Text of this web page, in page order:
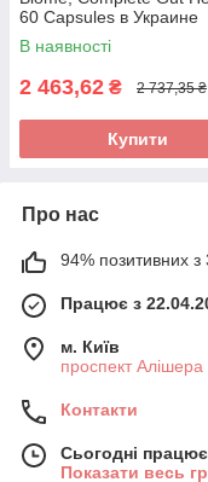
60 Capsules в Украине
оригінал
В наявності
2 463,62 ₴ 2 737,35 ₴
Купити
Про нас
94% позитивних з
Працює з
м. Київ
проспект Алішера
Контакти
Сьогодні
Показати весь